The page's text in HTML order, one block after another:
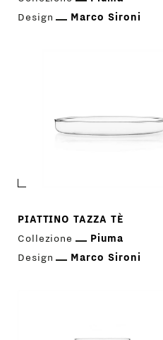
Design
Marco Sironi
PIATTINO TAZZA TÈ
Collezione
Piuma
Design
Marco Sironi